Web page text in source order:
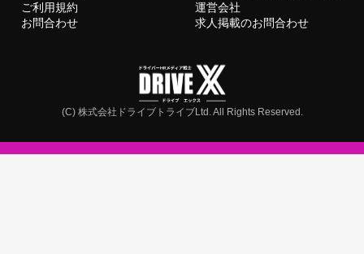
ご利用規約
運営会社
お問合わせ
求人掲載のお問合わせ
(C) 株式会社ドライブトライブLtd. All Rights Reserved.